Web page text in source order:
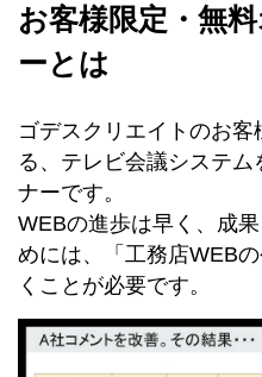
お客様限定・無
ーとは
ゴデスクリエイトのお
る、テレビ会議システム
ナーです。
WEBの進歩は早く、成
めには、「工務店WEB
くことが必要です。